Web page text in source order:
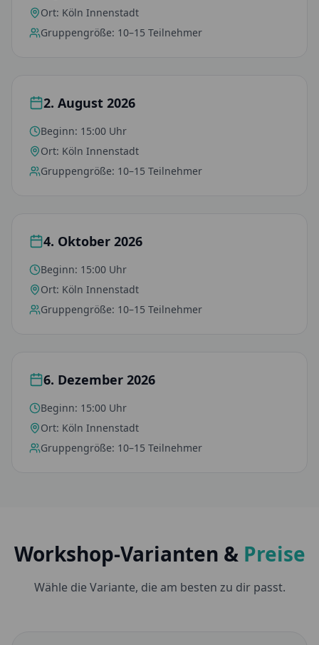
Ort: Köln Innenstadt
Gruppengröße: 10–15 Teilnehmer
2. August 2026
Beginn: 15:00 Uhr
Ort: Köln Innenstadt
Gruppengröße: 10–15 Teilnehmer
4. Oktober 2026
Beginn: 15:00 Uhr
Ort: Köln Innenstadt
Gruppengröße: 10–15 Teilnehmer
6. Dezember 2026
Beginn: 15:00 Uhr
Ort: Köln Innenstadt
Gruppengröße: 10–15 Teilnehmer
Workshop-Varianten & Preise
Wähle die Variante, die am besten zu dir passt.